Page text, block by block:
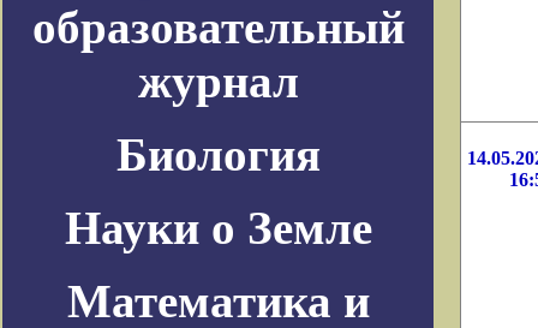
образовательный
журнал
Биология
Науки о Земле
Математика и